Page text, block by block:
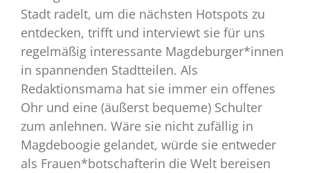
Stadt radelt, um die nächsten Hotspots zu
entdecken, trifft und interviewt sie für uns
regelmäßig interessante Magdeburger*innen
in spannenden Stadtteilen. Als
Redaktionsmama hat sie immer ein offenes
Ohr und eine (äußerst bequeme) Schulter
zum anlehnen. Wäre sie nicht zufällig in
Magdeboogie gelandet, würde sie entweder
als Frauen*botschafterin die Welt bereisen